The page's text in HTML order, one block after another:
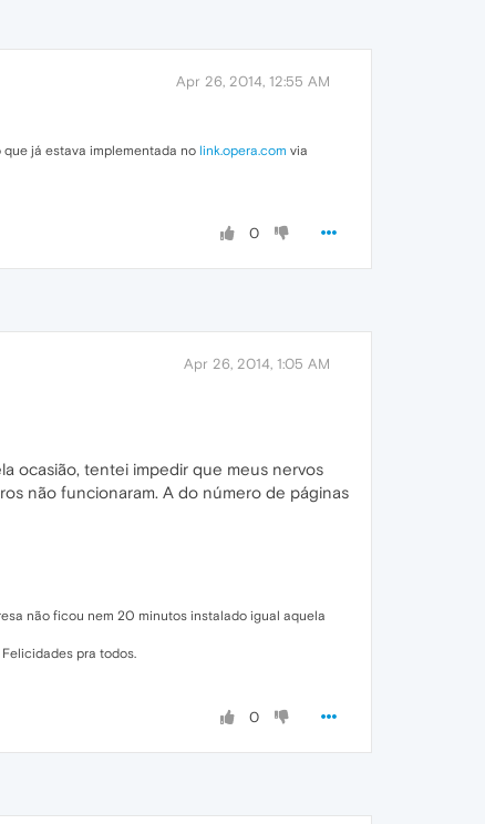
Apr 26, 2014, 12:55 AM
já estava implementada no link.opera.com via
0
Apr 26, 2014, 1:05 AM
ocasião, tentei impedir que meus nervos
não funcionaram. A do número de páginas
não ficou nem 20 minutos instalado igual aquela
Felicidades pra todos.
0